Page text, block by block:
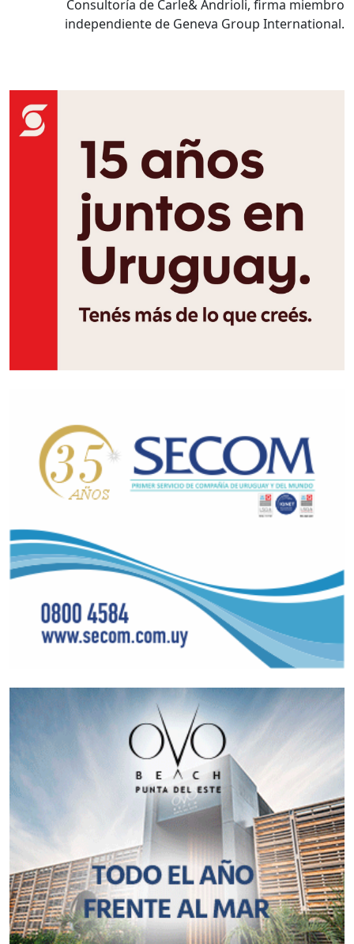
Consultoría de Carle& Andrioli, firma miembro
independiente de Geneva Group International.